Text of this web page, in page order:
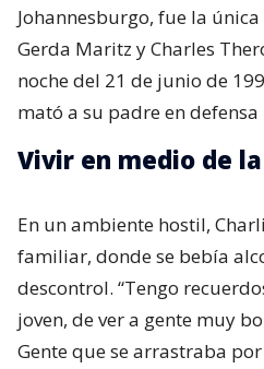
Johannesburgo, fue la
Gerda Maritz​ y Charles
noche del 21 de junio de
mató a su padre en
Vivir en medio de
En un ambiente hostil,
familiar, donde se bebía
descontrol. “Tengo
joven, de ver a gente muy
Gente que se arrastraba